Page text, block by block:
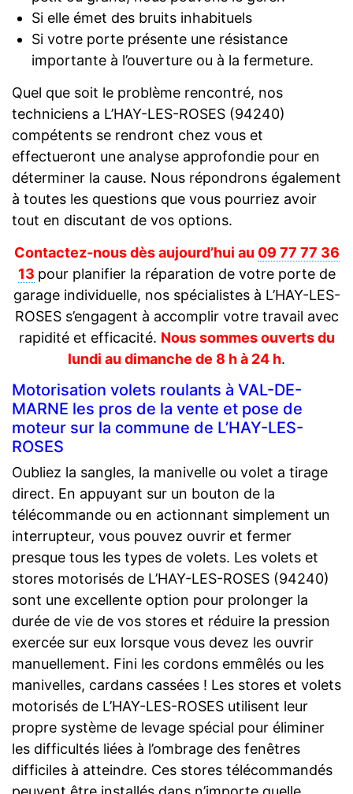
Si elle émet des bruits inhabituels
Si votre porte présente une résistance
importante à l’ouverture ou à la fermeture.
Quel que soit le problème rencontré, nos
techniciens a L’HAY-LES-ROSES (94240)
compétents se rendront chez vous et
effectueront une analyse approfondie pour en
déterminer la cause. Nous répondrons également
à toutes les questions que vous pourriez avoir
tout en discutant de vos options.
Contactez-nous dès aujourd’hui au 09 77 77 36
13 pour planifier la réparation de votre porte de
garage individuelle, nos spécialistes à L’HAY-LES-
ROSES s’engagent à accomplir votre travail avec
rapidité et efficacité. Nous sommes ouverts du
lundi au dimanche de 8 h à 24 h.
Motorisation volets roulants à VAL-DE-
MARNE les pros de la vente et pose de
moteur sur la commune de L’HAY-LES-
ROSES
Oubliez la sangles, la manivelle ou volet a tirage
direct. En appuyant sur un bouton de la
télécommande ou en actionnant simplement un
interrupteur, vous pouvez ouvrir et fermer
presque tous les types de volets. Les volets et
stores motorisés de L’HAY-LES-ROSES (94240)
sont une excellente option pour prolonger la
durée de vie de vos stores et réduire la pression
exercée sur eux lorsque vous devez les ouvrir
manuellement. Fini les cordons emmêlés ou les
manivelles, cardans cassées ! Les stores et volets
motorisés de L’HAY-LES-ROSES utilisent leur
propre système de levage spécial pour éliminer
les difficultés liées à l’ombrage des fenêtres
difficiles à atteindre. Ces stores télécommandés